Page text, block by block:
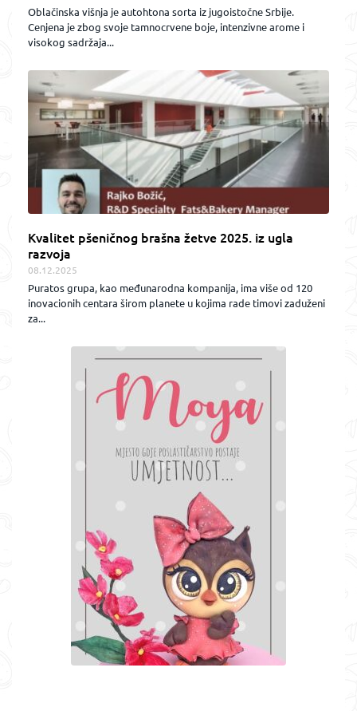
Oblačinska višnja je autohtona sorta iz jugoistočne Srbije.
Cenjena je zbog svoje tamnocrvene boje, intenzivne arome i
visokog sadržaja...
Kvalitet pšeničnog brašna žetve 2025. iz ugla
razvoja
08.12.2025
Puratos grupa, kao međunarodna kompanija, ima više od 120
inovacionih centara širom planete u kojima rade timovi zaduženi
za...